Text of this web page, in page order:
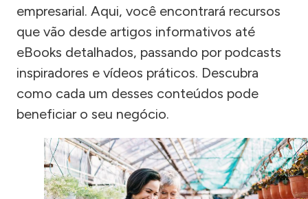
empresarial. Aqui, você encontrará recursos
que vão desde artigos informativos até
eBooks detalhados, passando por podcasts
inspiradores e vídeos práticos. Descubra
como cada um desses conteúdos pode
beneficiar o seu negócio.